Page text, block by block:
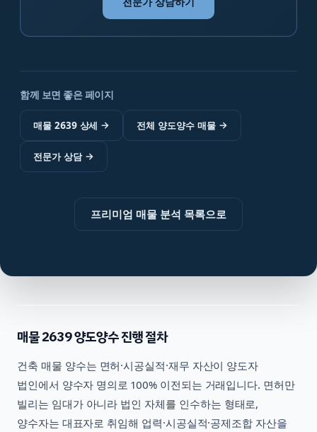
함께 보면 좋은 페이지
매물 2639 상세 → 전체 양도양수 매물→
전문가 상담→
프리미엄 매물 분석 목록으로
매물2639양도양수 진행 절차
건축 매물 양수는 면허·시공실적·재무 자산이 양도자
법인에서 양수자 명의로 100% 이전되는 거래입니다. 면허만
빌리는 임대가 아니라 법인 자체를 인수하는 형태로,
양수자는 대표자로 취임해 업력·시공실적·공제조합 자산을